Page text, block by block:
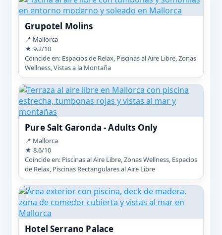
Grupotel Molins
📍 Mallorca
★ 9.2/10
Coincide en: Espacios de Relax, Piscinas al Aire Libre, Zonas
Wellness, Vistas a la Montaña
Pure Salt Garonda - Adults Only
📍 Mallorca
★ 8.6/10
Coincide en: Piscinas al Aire Libre, Zonas Wellness, Espacios
de Relax, Piscinas Rectangulares al Aire Libre
Hotel Serrano Palace